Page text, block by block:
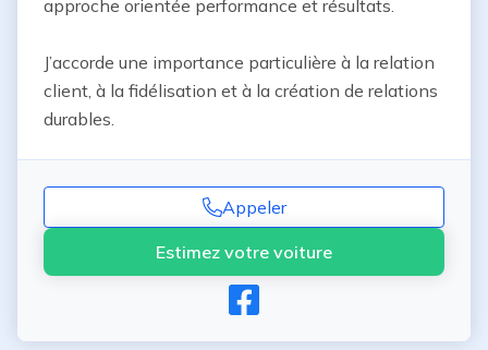
approche orientée performance et résultats.
J’accorde une importance particulière à la relation
client, à la fidélisation et à la création de relations
durables.
Appeler
Estimez votre voiture